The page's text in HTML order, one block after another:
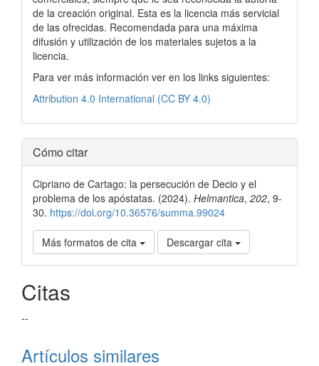
de la creación original. Esta es la licencia más servicial
de las ofrecidas. Recomendada para una máxima
difusión y utilización de los materiales sujetos a la
licencia.
Para ver más información ver en los links siguientes:
Attribution 4.0 International (CC BY 4.0)
Cómo citar
Cipriano de Cartago: la persecución de Decio y el
problema de los apóstatas. (2024). Helmantica, 202, 9-
30. https://doi.org/10.36576/summa.99024
Más formatos de cita Descargar cita
Citas
--
Artículos similares